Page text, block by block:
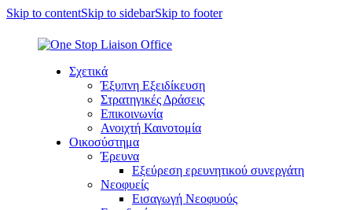
Skip to contentSkip to sidebarSkip to footer
Σχετικά
Έξυπνη Εξειδίκευση
Στρατηγικές Δράσεις
Επικοινωνία
Ανοιχτή Καινοτομία
Οικοσύστημα
Έρευνα
Εξεύρεση ερευνητικού συνεργάτη
Νεοφυείς
Εισαγωγή Νεοφυούς